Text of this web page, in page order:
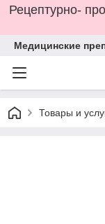
Рецептурно-
Медицинские
Товары и